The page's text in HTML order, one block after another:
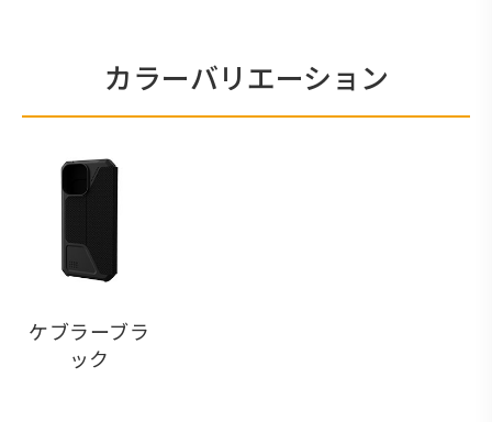
カラーバリエーション
ケブラーブラ
ック